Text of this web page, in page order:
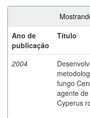
Ano de
publicação
Título
2004
fungo
agente
Cyperus